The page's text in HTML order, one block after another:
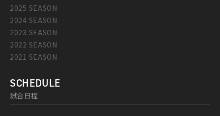
2025 SEASON
2024 SEASON
2023 SEASON
2022 SEASON
2021 SEASON
SCHEDULE
試合日程